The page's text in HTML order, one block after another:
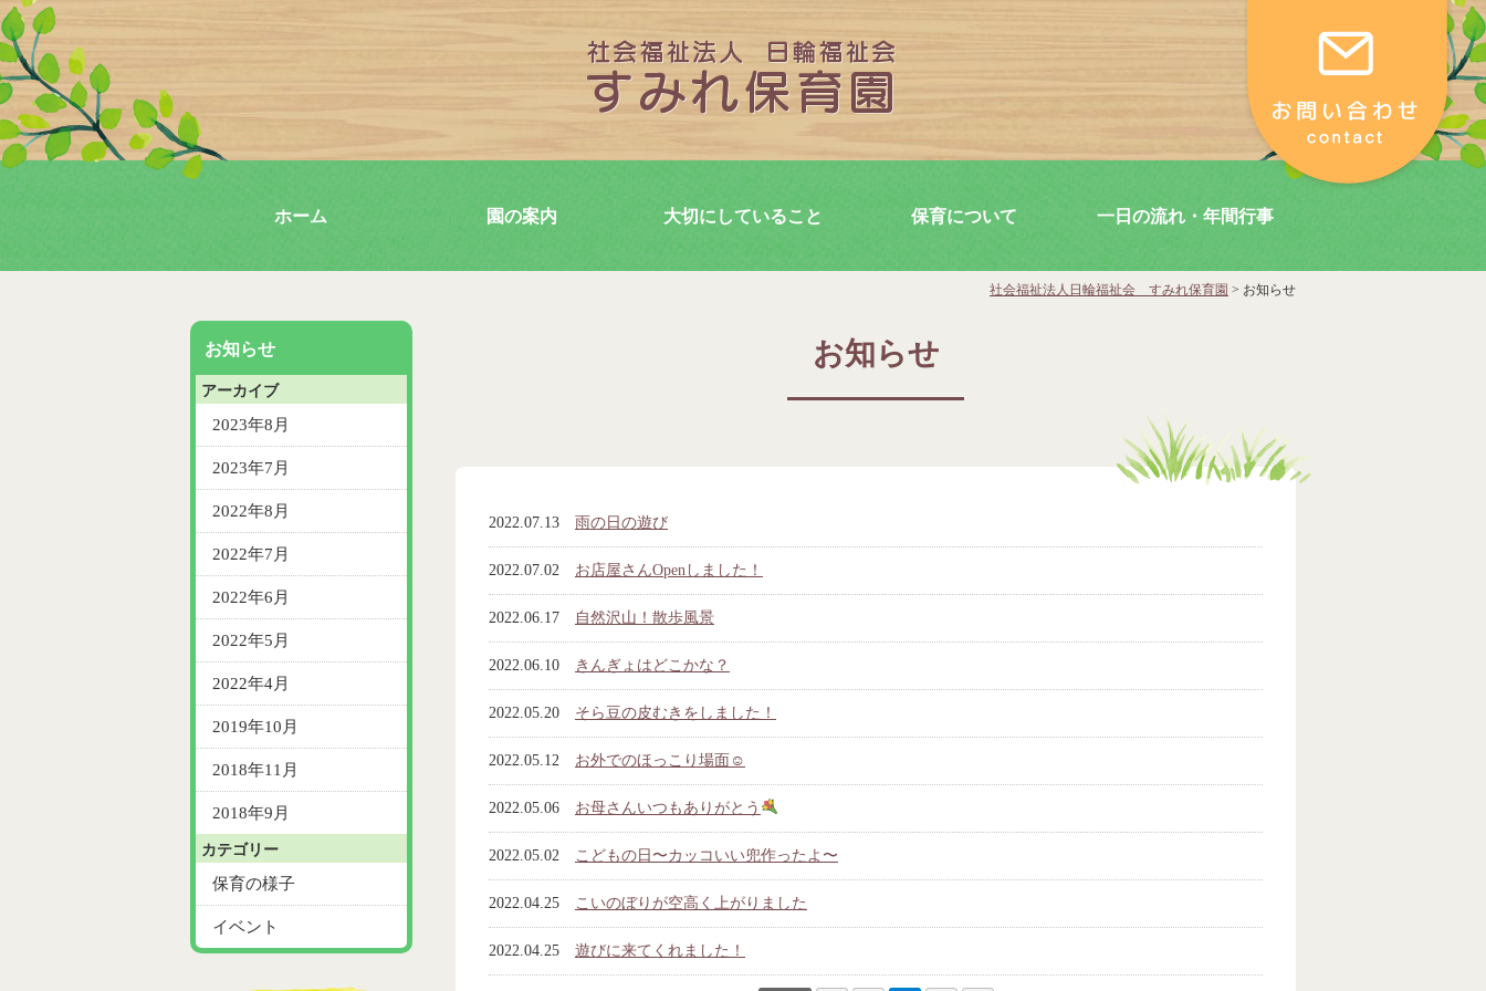
ホーム 園の案内 大切にしていること 保育について 一日の流れ・年間行事
社会福祉法人日輪福祉会 すみれ保育園 > お知らせ
お知らせ
2022.07.13 雨の日の遊び
2022.07.02 お店屋さんOpenしました！
2022.06.17 自然沢山！散歩風景
2022.06.10 きんぎょはどこかな？
2022.05.20 そら豆の皮むきをしました！
2022.05.12 お外でのほっこり場面☺︎
2022.05.06 お母さんいつもありがとう
2022.05.02 こどもの日〜カッコいい兜作ったよ〜
2022.04.25 こいのぼりが空高く上がりました
2022.04.25 遊びに来てくれました！
お知らせ
アーカイブ
2023年8月
2023年7月
2022年8月
2022年7月
2022年6月
2022年5月
2022年4月
2019年10月
2018年11月
2018年9月
カテゴリー
保育の様子
イベント